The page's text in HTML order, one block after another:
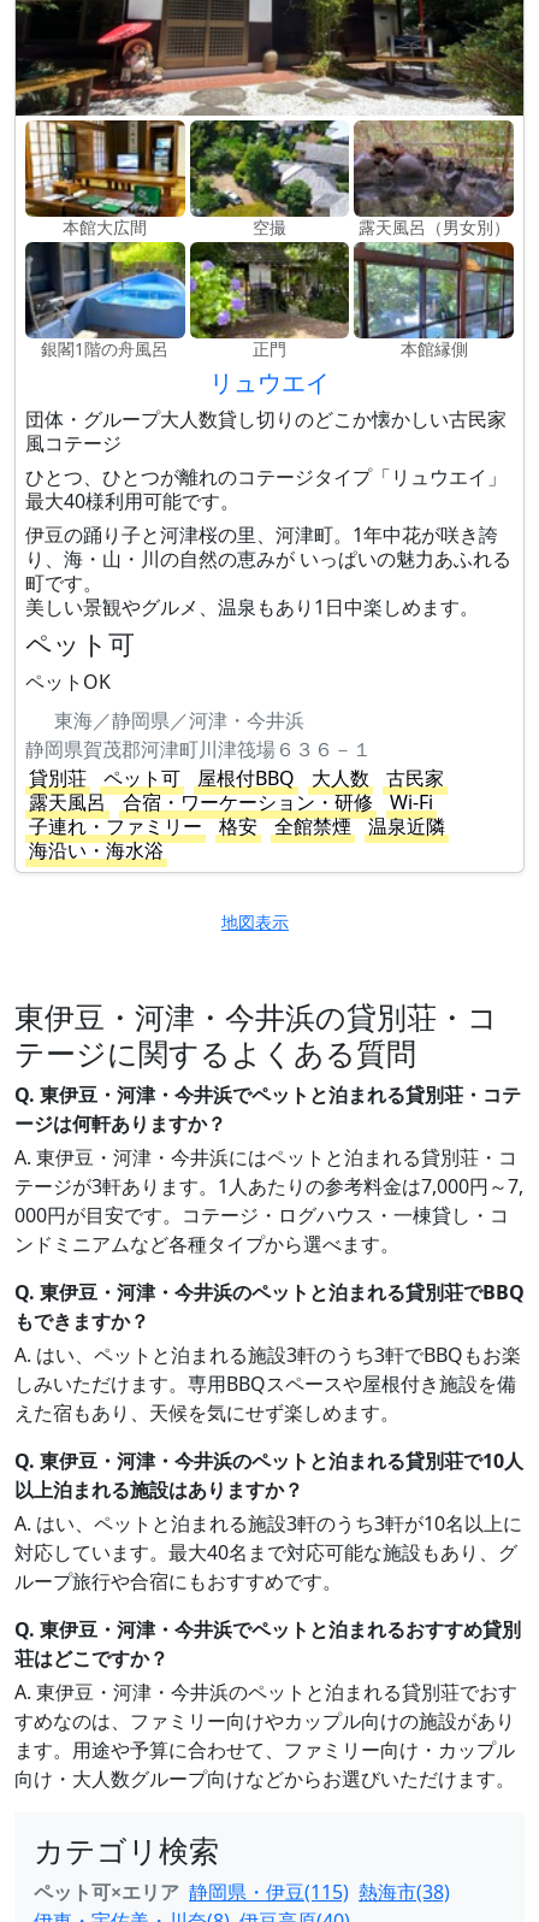
本館大広間 空撮 露天風呂（男女別）
銀閣1階の舟風呂 正門 本館縁側
リュウエイ
団体・グループ大人数貸し切りのどこか懐かしい古民家
風コテージ
ひとつ、ひとつが離れのコテージタイプ「リュウエイ」
最大40様利用可能です。
伊豆の踊り子と河津桜の里、河津町。1年中花が咲き誇
り、海・山・川の自然の恵みが いっぱいの魅力あふれる
町です。
美しい景観やグルメ、温泉もあり1日中楽しめます。
ペット可
ペットOK
東海／静岡県／河津・今井浜
静岡県賀茂郡河津町川津筏場６３６－１
貸別荘
ペット可 屋根付BBQ 大人数
古民家
露天風呂
合宿・ワーケーション・研修
Wi-Fi
子連れ・ファミリー
格安 全館禁煙
温泉近隣
海沿い・海水浴
地図表示
東伊豆・河津・今井浜の貸別荘・コ
テージに関するよくある質問
Q. 東伊豆・河津・今井浜でペットと泊まれる貸別荘・コテ
ージは何軒ありますか？
A. 東伊豆・河津・今井浜にはペットと泊まれる貸別荘・コ
テージが3軒あります。1人あたりの参考料金は7,000円～7,
000円が目安です。コテージ・ログハウス・一棟貸し・コ
ンドミニアムなど各種タイプから選べます。
Q. 東伊豆・河津・今井浜のペットと泊まれる貸別荘でBBQ
もできますか？
A. はい、ペットと泊まれる施設3軒のうち3軒でBBQもお楽
しみいただけます。専用BBQスペースや屋根付き施設を備
えた宿もあり、天候を気にせず楽しめます。
Q. 東伊豆・河津・今井浜のペットと泊まれる貸別荘で10人
以上泊まれる施設はありますか？
A. はい、ペットと泊まれる施設3軒のうち3軒が10名以上に
対応しています。最大40名まで対応可能な施設もあり、グ
ループ旅行や合宿にもおすすめです。
Q. 東伊豆・河津・今井浜でペットと泊まれるおすすめ貸別
荘はどこですか？
A. 東伊豆・河津・今井浜のペットと泊まれる貸別荘でおす
すめなのは、ファミリー向けやカップル向けの施設があり
ます。用途や予算に合わせて、ファミリー向け・カップル
向け・大人数グループ向けなどからお選びいただけます。
カテゴリ検索
ペット可×エリア 静岡県・伊豆(115) 熱海市(38)